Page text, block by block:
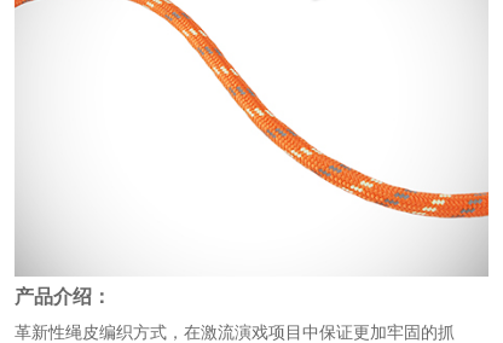
产品介绍：
革新性绳皮编织方式，在激流演戏项目中保证更加牢固的抓